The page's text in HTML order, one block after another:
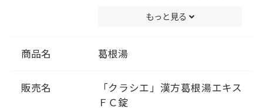
りゃく）」に記載されている薬
果があります。
かぜの治療方針を決めます。は
じめに背中がゾクゾクッとする
もっと見る
商品名 葛根湯
販売名
「クラシエ」漢方葛根湯エキス
ＦＣ錠